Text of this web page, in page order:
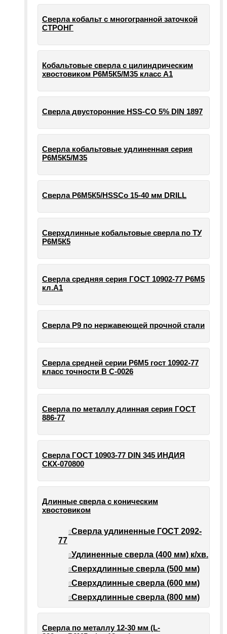
Сверла кобальт с многогранной заточкой
СТРОНГ
Кобальтовые сверла с цилиндрическим
хвостовиком Р6М5К5/М35 класс А1
Сверла двусторонние HSS-CO 5% DIN 1897
Сверла кобальтовые удлиненная серия
Р6М5К5/М35
Сверла Р6М5К5/HSSCo 15-40 мм DRILL
Сверхдлинные кобальтовые сверла по ТУ
Р6М5К5
Сверла средняя серия ГОСТ 10902-77 Р6М5
кл.А1
Сверла Р9 по нержавеющей прочной стали
Сверла средней серии Р6М5 гост 10902-77
класс точности В С-0026
Сверла по металлу длинная серия ГОСТ
886-77
Сверла ГОСТ 10903-77 DIN 345 ИНДИЯ
СКХ-070800
Длинные сверла с коническим
хвостовиком
Сверла удлиненные ГОСТ 2092-
77
Удлиненные сверла (400 мм) к/хв.
Сверхдлинные сверла (500 мм)
Сверхдлинные сверла (600 мм)
Сверхдлинные сверла (800 мм)
Сверла по металлу 12-30 мм (L-